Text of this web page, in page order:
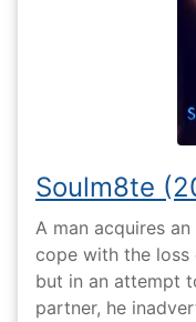
Soulm8te
A man acquires
cope with the loss
but in an attempt
partner, he